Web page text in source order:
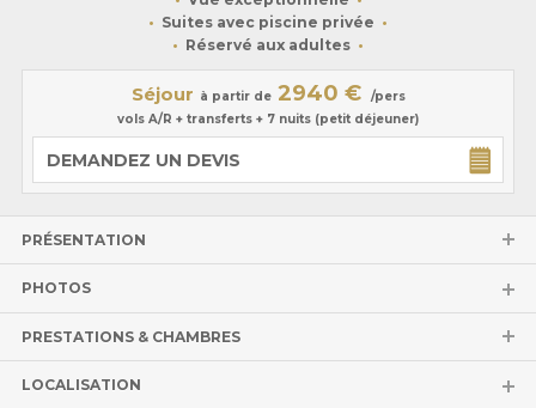
Suites avec piscine privée
Réservé aux adultes
Séjour à partir de 2940 €
/pers
vols A/R + transferts + 7 nuits (petit déjeuner)
DEMANDEZ UN DEVIS
PRÉSENTATION
PHOTOS
PRESTATIONS & CHAMBRES
LOCALISATION